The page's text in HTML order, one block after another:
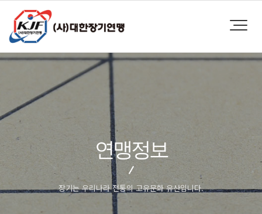
연맹정보
장기는 우리나라 전통의 고유문화 유산입니다.